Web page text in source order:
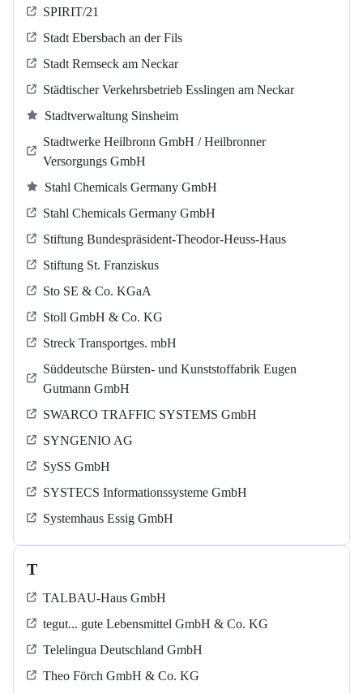
SPIRIT/21
Stadt Ebersbach an der Fils
Stadt Remseck am Neckar
Städtischer Verkehrsbetrieb Esslingen am Neckar
Stadtverwaltung Sinsheim
Stadtwerke Heilbronn GmbH / Heilbronner
Versorgungs GmbH
Stahl Chemicals Germany GmbH
Stahl Chemicals Germany GmbH
Stiftung Bundespräsident-Theodor-Heuss-Haus
Stiftung St. Franziskus
Sto SE & Co. KGaA
Stoll GmbH & Co. KG
Streck Transportges. mbH
Süddeutsche Bürsten- und Kunststoffabrik Eugen
Gutmann GmbH
SWARCO TRAFFIC SYSTEMS GmbH
SYNGENIO AG
SySS GmbH
SYSTECS Informationssysteme GmbH
Systemhaus Essig GmbH
T
TALBAU-Haus GmbH
tegut... gute Lebensmittel GmbH & Co. KG
Telelingua Deutschland GmbH
Theo Förch GmbH & Co. KG